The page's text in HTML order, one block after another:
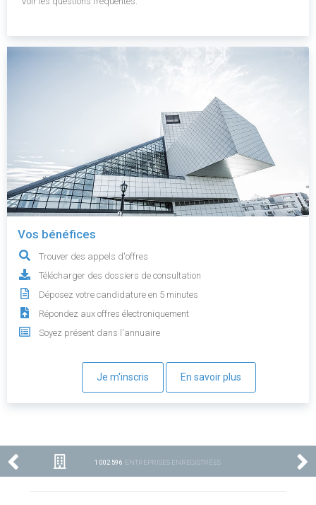
Vos bénéfices
Trouver des appels d'offres
Télécharger des dossiers de consultation
Déposez votre candidature en 5 minutes
Répondez aux offres électroniquement
Soyez présent dans l'annuaire
Je m'inscris En savoir plus
1 002 596 ENTREPRISES ENREGISTRÉES